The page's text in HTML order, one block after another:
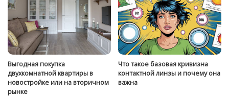
Выгодная покупка
двухкомнатной квартиры в
новостройке или на вторичном
рынке
Что такое базовая кривизна
контактной линзы и почему она
важна